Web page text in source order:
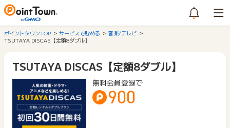
ポイントタウンTOP サービスで貯める
音楽/テレビ
TSUTAYA DISCAS【定額8ダブル】
TSUTAYA DISCAS【定額8ダブル】
無料会員登録で
900